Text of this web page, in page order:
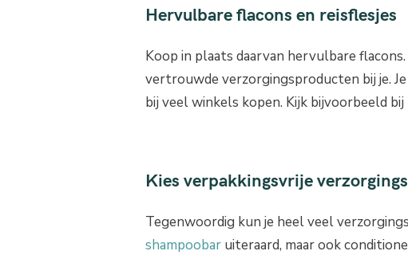
Hervulbare flacons en reisflesjes
Koop in plaats daarvan hervulbare
vertrouwde verzorgingsproducten bij je.
bij veel winkels kopen. Kijk bijvoorbeeld bij
Kies verpakkingsvrije
Tegenwoordig kun je heel veel
shampoobaruiteraard, maar ook